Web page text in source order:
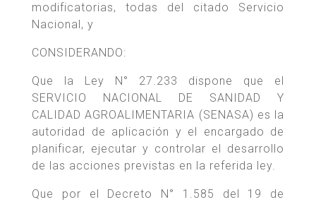
modificatorias, todas del citado Servicio
Nacional, y
CONSIDERANDO:
Que la Ley N° 27.233 dispone que el
SERVICIO NACIONAL DE SANIDAD Y
CALIDAD AGROALIMENTARIA (SENASA) es la
autoridad de aplicación y el encargado de
planificar, ejecutar y controlar el desarrollo
de las acciones previstas en la referida ley.
Que por el Decreto N° 1.585 del 19 de